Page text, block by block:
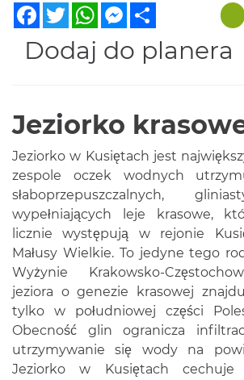
FacebookTwitterWhatsAppMessenger
Dodaj do planera
Jeziorko
Jeziorko w Kusiętach jest
zespole oczek wodnych
słaboprzepuszczalnych,
wypełniających leje krasowe,
licznie występują w rejonie
Małusy Wielkie. To jedyne tego
Wyżynie Krakowsko-
jeziora o genezie krasowej
tylko w południowej części
Obecność glin ogranicza
utrzymywanie się wody na
Jeziorko w Kusiętach cechuje